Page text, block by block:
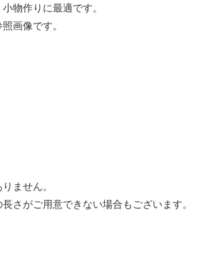
物作りに最適です。
画像です。
ません。
さがご用意できない場合もございます。